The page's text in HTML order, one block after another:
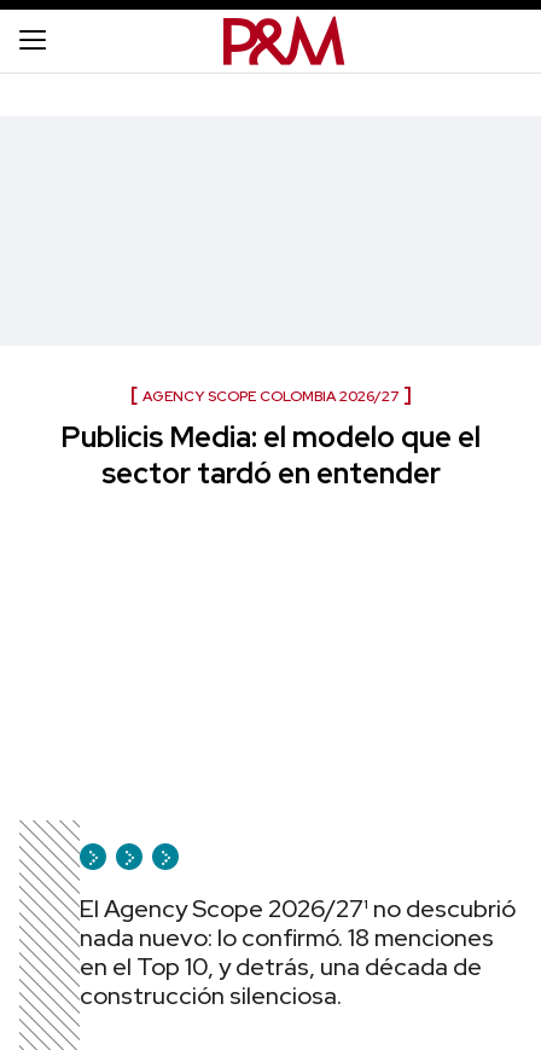
AGENCY SCOPE COLOMBIA 2026/27
Publicis Media: el modelo que el
sector tardó en entender
El Agency Scope 2026/27¹ no descubrió
nada nuevo: lo confirmó. 18 menciones
en el Top 10, y detrás, una década de
construcción silenciosa.